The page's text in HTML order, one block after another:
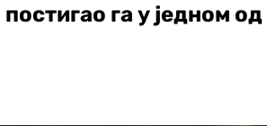
га у једном од